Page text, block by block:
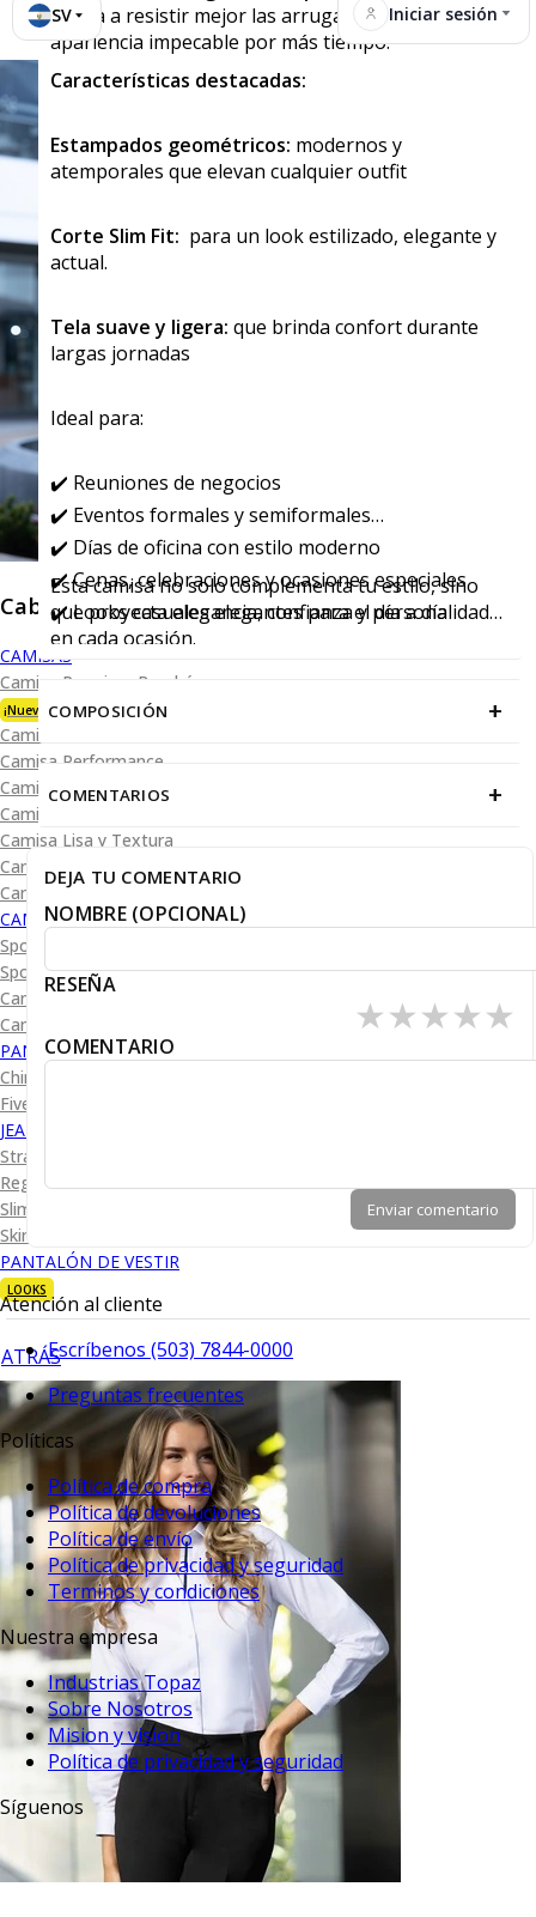
SV Iniciar sesión
Caballero
CAMISAS
Camisa Premium Bambú
¡Nueva Colección!
Camisa Blanca
Camisa Performance
Camisa Piqué
Camisa Oxford
Camisa Lisa y Textura
Camisa Diseño
Camisa Cuadro y Raya
CAMISA SPORT
Sport Lisas
Sport Diseño
Camiseta Lisa
Camiseta Diseño
PANTALÓN CASUAL
Chino
Five Pocket
JEANS
Straight Fit
Regular Fit
Slim Fit
Skinny Fit
PANTALÓN DE VESTIR
LOOKS
ATRÁS
Ayuda a resistir mejor las arrugas y mantiene una
apariencia impecable por más tiempo.
Características destacadas:
Estampados geométricos: modernos y
atemporales que elevan cualquier outfit
Corte Slim Fit: para un look estilizado, elegante y
actual.
Tela suave y ligera: que brinda confort durante
largas jornadas
Ideal para:
✔️ Reuniones de negocios
✔️ Eventos formales y semiformales
✔️ Días de oficina con estilo moderno
✔️ Cenas, celebraciones y ocasiones especiales
✔️ Looks casuales elegantes para el día a día
Esta camisa no solo complementa tu estilo, sino
que proyecta elegancia, confianza y personalidad
en cada ocasión.
COMPOSICIÓN +
COMENTARIOS +
DEJA TU COMENTARIO
NOMBRE (OPCIONAL)
RESEÑA
★
★
★
★
★
COMENTARIO
Enviar comentario
Atención al cliente
Escríbenos (503) 7844-0000
Preguntas frecuentes
Políticas
Política de compra
Política de devoluciones
Política de envío
Política de privacidad y seguridad
Terminos y condiciones
Nuestra empresa
Industrias Topaz
Sobre Nosotros
Mision y vision
Política de privacidad y seguridad
Síguenos